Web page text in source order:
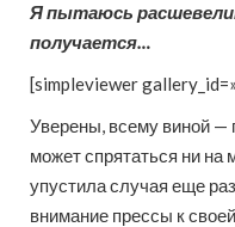
Я пытаюсь
получается…
[simpleviewer
Уверены, всему виной —
может спрятаться ни
упустила случая еще
внимание прессы к